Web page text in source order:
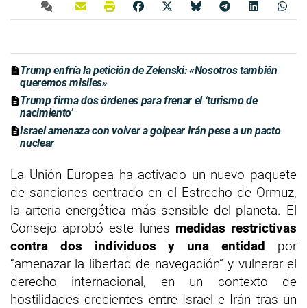
Trump enfría la petición de Zelenski: «Nosotros también
queremos misiles»
Trump firma dos órdenes para frenar el ‘turismo de
nacimiento’
Israel amenaza con volver a golpear Irán pese a un pacto
nuclear
La Unión Europea ha activado un nuevo paquete
de sanciones centrado en el Estrecho de Ormuz,
la arteria energética más sensible del planeta. El
Consejo aprobó este lunes medidas restrictivas
contra dos individuos y una entidad por
“amenazar la libertad de navegación” y vulnerar el
derecho internacional, en un contexto de
hostilidades crecientes entre Israel e Irán tras un